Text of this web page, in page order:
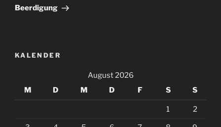
Beitrag
Beerdigung
KALENDER
August 2026
M
D M D F S S
1 2